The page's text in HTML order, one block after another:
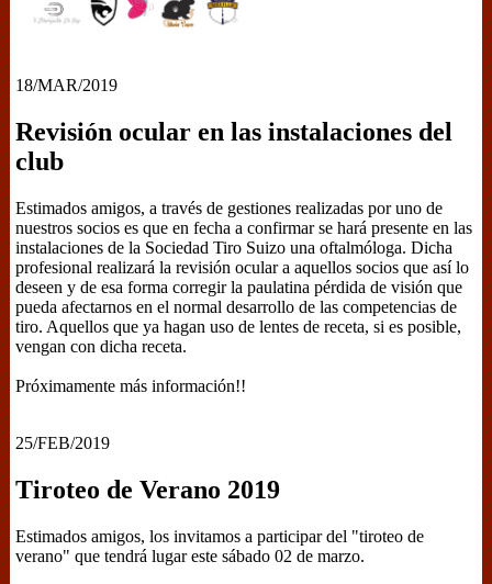
18/MAR/2019
Revisión ocular en las instalaciones del
club
Estimados amigos, a través de gestiones realizadas por uno de
nuestros socios es que en fecha a confirmar se hará presente en las
instalaciones de la Sociedad Tiro Suizo una oftalmóloga. Dicha
profesional realizará la revisión ocular a aquellos socios que así lo
deseen y de esa forma corregir la paulatina pérdida de visión que
pueda afectarnos en el normal desarrollo de las competencias de
tiro. Aquellos que ya hagan uso de lentes de receta, si es posible,
vengan con dicha receta.
Próximamente más información!!
25/FEB/2019
Tiroteo de Verano 2019
Estimados amigos, los invitamos a participar del "tiroteo de
verano" que tendrá lugar este sábado 02 de marzo.